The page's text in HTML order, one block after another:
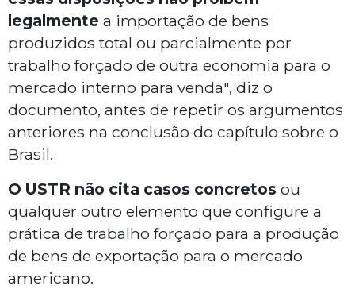
legalmente a importação de bens
produzidos total ou parcialmente por
trabalho forçado de outra economia para o
mercado interno para venda", diz o
documento, antes de repetir os argumentos
anteriores na conclusão do capítulo sobre o
Brasil.
O USTR não cita casos concretos ou
qualquer outro elemento que configure a
prática de trabalho forçado para a produção
de bens de exportação para o mercado
americano.